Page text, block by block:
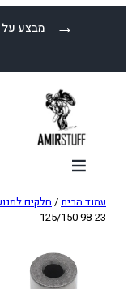
מבצע על כל →
עמוד הבית/ חלקים
125/150 98-23